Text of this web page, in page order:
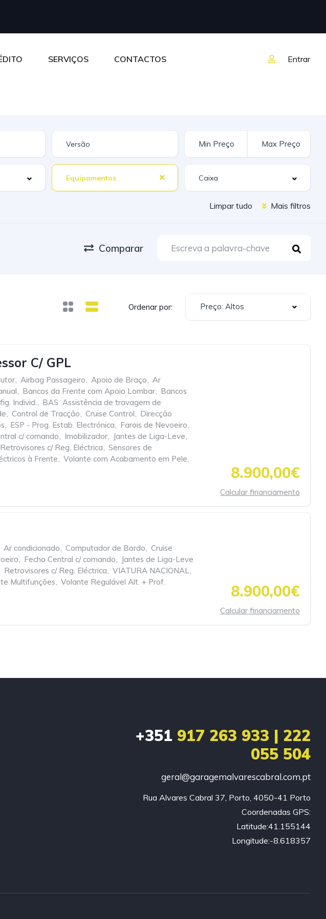
SERVIÇOS CONTACTOS Entrar
Equipamentos
Limpar tudo Mais filtros
Comparar
Ordenar por: Preço: Altos
C/ GPL
, Airbag Passageiro, Apoio de Braço, Ar
, Bancos da Frente com Apoio Lombar, Bancos
Individ., BAS  Assistência de travagem de
, Control de Tracção, Cruise Control, Direcção
, ESP - Prog. Estab. Electrónica, Farois de Nevoeiro,
c/ comando, Imobilizador, Jantes de Liga-Leve,
Retrovisores c/ Reg. Eléctrica, Sensores de
à Frente, Volante com Acabamento em Pele,
8.900,00€
Calcular financiamento
Ar condicionado, Computador de Bordo, Cruise
, Fecho Central c/ comando, Jantes de Liga-Leve
Retrovisores c/ Reg. Eléctrica, VIATURA NACIONAL,
Multifunções, Volante Regulável Alt. + Prof. 8.900,00€
Calcular financiamento
+351 917 263 933 | 222
055 504
geral@garagemalvarescabral.com.pt
Rua Alvares Cabral 37, Porto, 4050-41 Porto
Coordenadas GPS:
Latitude:41.155144
Longitude:-8.618357